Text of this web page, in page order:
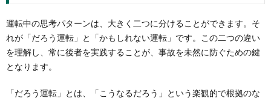
運転中の思考パターンは、大きく二つに分けることができます。そ
れが「だろう運転」と「かもしれない運転」です。この二つの違い
を理解し、常に後者を実践することが、事故を未然に防ぐための鍵
となります。
「だろう運転」とは、「こうなるだろう」という楽観的で根拠のな